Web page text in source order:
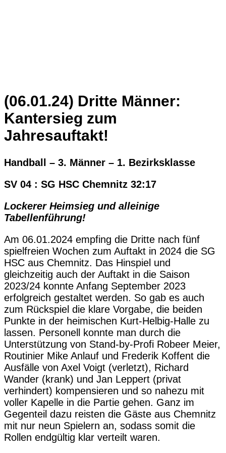
(06.01.24) Dritte Männer:
Kantersieg zum
Jahresauftakt!
Handball – 3. Männer – 1. Bezirksklasse
SV 04 : SG HSC Chemnitz 32:17
Lockerer Heimsieg und alleinige
Tabellenführung!
Am 06.01.2024 empfing die Dritte nach fünf
spielfreien Wochen zum Auftakt in 2024 die SG
HSC aus Chemnitz. Das Hinspiel und
gleichzeitig auch der Auftakt in die Saison
2023/24 konnte Anfang September 2023
erfolgreich gestaltet werden. So gab es auch
zum Rückspiel die klare Vorgabe, die beiden
Punkte in der heimischen Kurt-Helbig-Halle zu
lassen. Personell konnte man durch die
Unterstützung von Stand-by-Profi Robeer Meier,
Routinier Mike Anlauf und Frederik Koffent die
Ausfälle von Axel Voigt (verletzt), Richard
Wander (krank) und Jan Leppert (privat
verhindert) kompensieren und so nahezu mit
voller Kapelle in die Partie gehen. Ganz im
Gegenteil dazu reisten die Gäste aus Chemnitz
mit nur neun Spielern an, sodass somit die
Rollen endgültig klar verteilt waren.